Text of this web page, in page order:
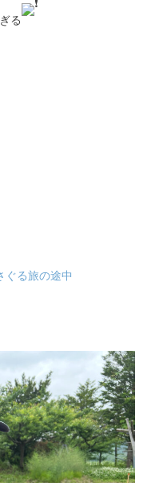
る
ぐる旅の途中